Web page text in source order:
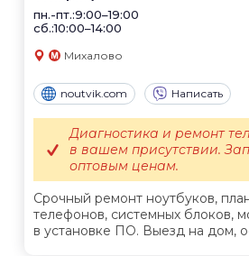
пн.-пт.:9:00–19:00
сб.:10:00–14:00
Михалово
noutvik.com Написать
Срочный ремонт ноутбуков,
телефонов, системных блоков,
в установке ПО. Выезд на дом,
Диагностика и ремонт
в вашем присутствии.
оптовым ценам.